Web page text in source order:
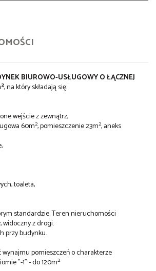
BIUROWO-USŁUGOWY O ŁĄCZNEJ
2, na który składają się:
wejście z zewnątrz,
60m2, pomieszczenie 23m2, aneks
toaleta,
standardzie. Teren nieruchomości
z drogi.
przy budynku.
pomieszczeń o charakterze
"-1" - do 120m2